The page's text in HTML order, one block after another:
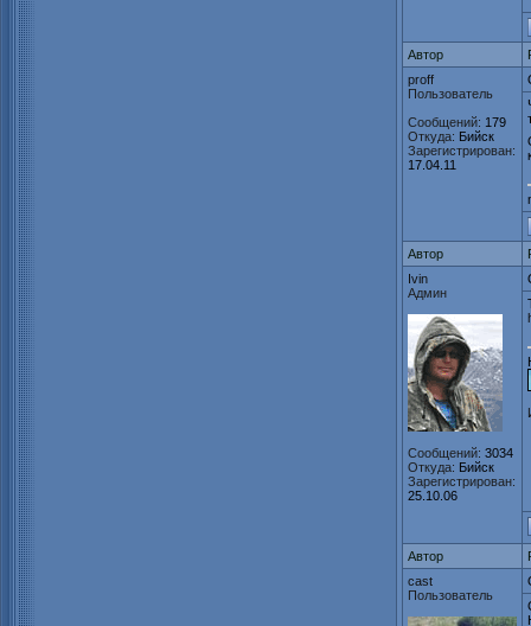
Автор
proff
Пользователь
Сообщений: 179
Откуда: Бийск
Зарегистрирован:
17.04.11
Автор
Ivin
Админ
Сообщений: 3034
Откуда: Бийск
Зарегистрирован:
25.10.06
Автор
cast
Пользователь